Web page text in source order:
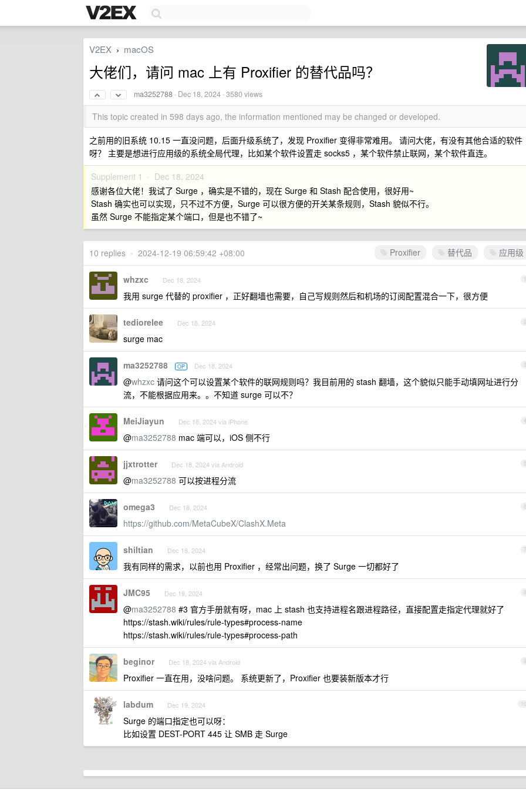
V2EX › macOS
大佬们，请问 mac 上有 Proxifier 的替代品吗？
ma3252788 · Dec 18, 2024 · 3580 views
This topic created in 598 days ago, the information mentioned may be changed or developed.
之前用的旧系统 10.15 一直没问题，后面升级系统了，发现 Proxifier 变得非常难用。 请问大佬，有没有其他合适的软件
呀？ 主要是想进行应用级的系统全局代理，比如某个软件设置走 socks5 ，某个软件禁止联网，某个软件直连。
Supplement 1 · Dec 18, 2024
感谢各位大佬！我试了 Surge ，确实是不错的，现在 Surge 和 Stash 配合使用，很好用~
Stash 确实也可以实现，只不过不方便，Surge 可以很方便的开关某条规则，Stash 貌似不行。
虽然 Surge 不能指定某个端口，但是也不错了~
Proxifier 替代品 应用级
10 replies • 2024-12-19 06:59:42 +08:00
1
whzxc Dec 18, 2024
我用 surge 代替的 proxifier ，正好翻墙也需要，自己写规则然后和机场的订阅配置混合一下，很方便
2
tediorelee Dec 18, 2024
surge mac
3
ma3252788 OP Dec 18, 2024
@whzxc 请问这个可以设置某个软件的联网规则吗？我目前用的 stash 翻墙，这个貌似只能手动填网址进行分
流，不能根据应用来。。不知道 surge 可以不？
4
MeiJiayun Dec 18, 2024 via iPhone
@ma3252788 mac 端可以，iOS 侧不行
5
jjxtrotter Dec 18, 2024 via Android
@ma3252788 可以按进程分流
6
omega3 Dec 18, 2024
https://github.com/MetaCubeX/ClashX.Meta
7
shiltian Dec 18, 2024
我有同样的需求，以前也用 Proxifier ，经常出问题，换了 Surge 一切都好了
8
JMC95 Dec 18, 2024
@ma3252788 #3 官方手册就有呀，mac 上 stash 也支持进程名跟进程路径，直接配置走指定代理就好了
https://stash.wiki/rules/rule-types#process-name
https://stash.wiki/rules/rule-types#process-path
9
beginor Dec 18, 2024 via Android
Proxifier 一直在用，没啥问题。 系统更新了，Proxifier 也要装新版本才行
10
labdum Dec 19, 2024
Surge 的端口指定也可以呀：
比如设置 DEST-PORT 445 让 SMB 走 Surge